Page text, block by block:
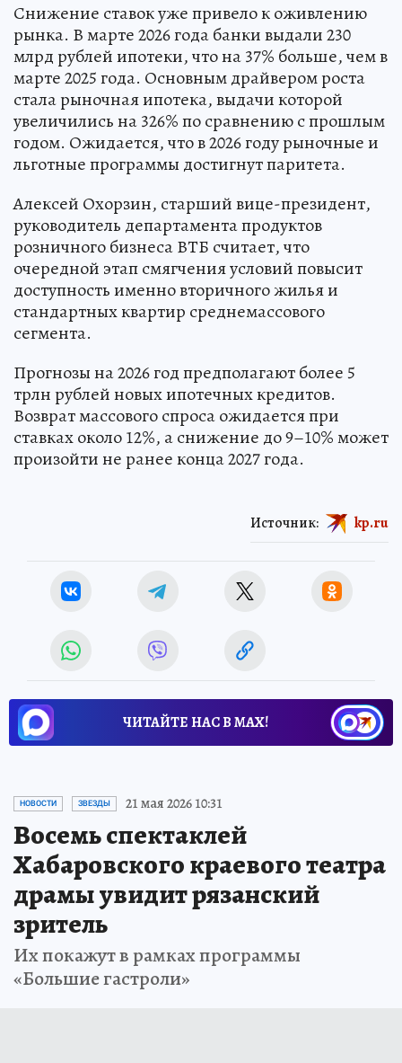
Снижение ставок уже привело к оживлению
рынка. В марте 2026 года банки выдали 230
млрд рублей ипотеки, что на 37% больше, чем в
марте 2025 года. Основным драйвером роста
стала рыночная ипотека, выдачи которой
увеличились на 326% по сравнению с прошлым
годом. Ожидается, что в 2026 году рыночные и
льготные программы достигнут паритета.
Алексей Охорзин, старший вице-президент,
руководитель департамента продуктов
розничного бизнеса ВТБ считает, что
очередной этап смягчения условий повысит
доступность именно вторичного жилья и
стандартных квартир среднемассового
сегмента.
Прогнозы на 2026 год предполагают более 5
трлн рублей новых ипотечных кредитов.
Возврат массового спроса ожидается при
ставках около 12%, а снижение до 9–10% может
произойти не ранее конца 2027 года.
Источник: kp.ru
ЧИТАЙТЕ НАС В МАХ!
НОВОСТИ ЗВЕЗДЫ 21 мая 2026 10:31
Восемь спектаклей
Хабаровского краевого театра
драмы увидит рязанский
зритель
Их покажут в рамках программы
«Большие гастроли»